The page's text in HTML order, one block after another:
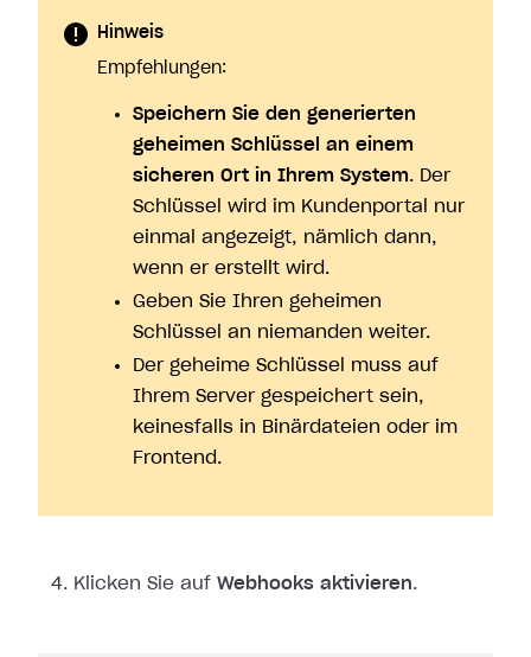
Hinweis
Empfehlungen:
Speichern Sie den generierten
geheimen Schlüssel an einem
sicheren Ort in Ihrem System. Der
Schlüssel wird im Kundenportal nur
einmal angezeigt, nämlich dann,
wenn er erstellt wird.
Geben Sie Ihren geheimen
Schlüssel an niemanden weiter.
Der geheime Schlüssel muss auf
Ihrem Server gespeichert sein,
keinesfalls in Binärdateien oder im
Frontend.
Klicken Sie auf Webhooks aktivieren.